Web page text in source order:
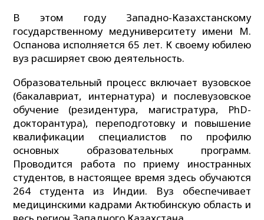
В этом году Западно-Казахстанскому
государственному медуниверситету имени М.
Оспанова исполняется 65 лет. К своему юбилею
вуз расширяет свою деятельность.
Образовательный процесс включает вузовское
(бакалавриат, интернатура) и послевузовское
обучение (резидентура, магистратура, PhD-
докторантура), переподготовку и повышение
квалификации специалистов по профилю
основных образовательных программ.
Проводится работа по приему иностранных
студентов, в настоящее время здесь обучаются
264 студента из Индии. Вуз обеспечивает
медицинскими кадрами Актюбинскую область и